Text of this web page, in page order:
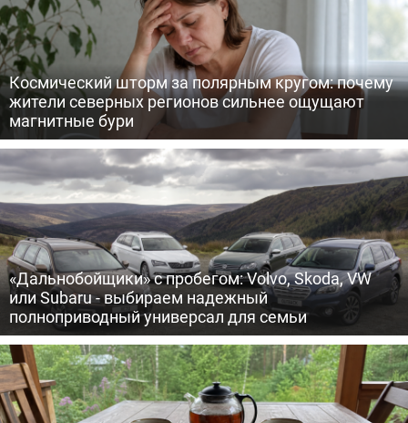
Космический шторм за полярным кругом: почему
жители северных регионов сильнее ощущают
магнитные бури
«Дальнобойщики» с пробегом: Volvo, Skoda, VW
или Subaru - выбираем надежный
полноприводный универсал для семьи